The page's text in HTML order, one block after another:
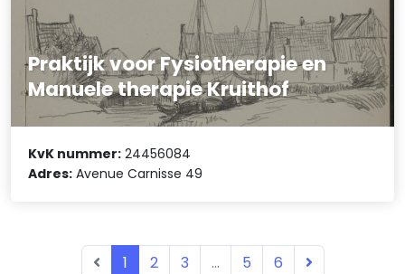
Praktijk voor Fysiotherapie en
Manuele therapie Kruithof
KvK nummer: 24456084
Adres: Avenue Carnisse 49
1 2 3 ... 5 6